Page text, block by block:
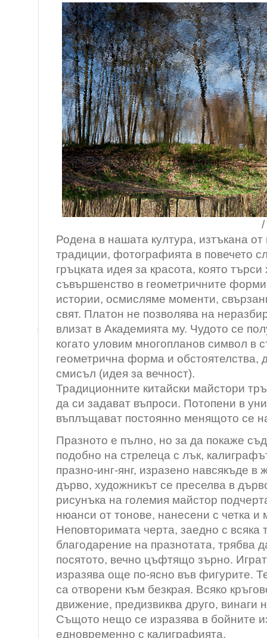
/ Булонски
Родена в нашата култура, изтъкана от
традиции, фотографията в повечето
гръцката идея за красота, която
съвършенство в геометричните
истории, осмисляме моменти,
свят. Платон не позволява на
влизат в Академията му. Чудото се
когато уловим многопланов символ в
геометрична форма и обстоятелства,
смисъл (идея за вечност).
Традиционните китайски майстори
да си задават въпроси. Потопени в
въплъщават постоянно менящото се
Празното е пълно, но за да покаже
подобно на стрелеца с лък,
празно-инг-янг, изразено навсякъде в
дърво, художникът се преселва в
рисунъка на големия майстор
нюанси от тонове, нанесени с четка и
Неповторимата черта, заедно с всяка
благодарение на празнотата, трябва
посятото, вечно цъфтящо зърно.
изразява още по-ясно във фигурите.
са отворени към безкрая. Всяко
движение, предизвиква друго, винаги
Същото нещо се изразява в бойните
едновременно с калиграфията.